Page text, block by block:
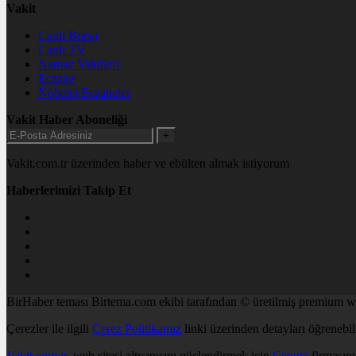
Vakit
Canlı Borsa
Canlı TV
Namaz Vakitleri
Eczane
Nöbetçi Eczaneler
Vakit Haber Aboneliği
+
Vakit.com.tr üzerinden haber ve ebülten almak istiyorum
Haberlerimizi Takip Et
BirHaber teması Birtema.com ekibi tarafından © üretilmiş premium
Çerezler ile ilgili Çerez Politikamız linki üzerinden detayları